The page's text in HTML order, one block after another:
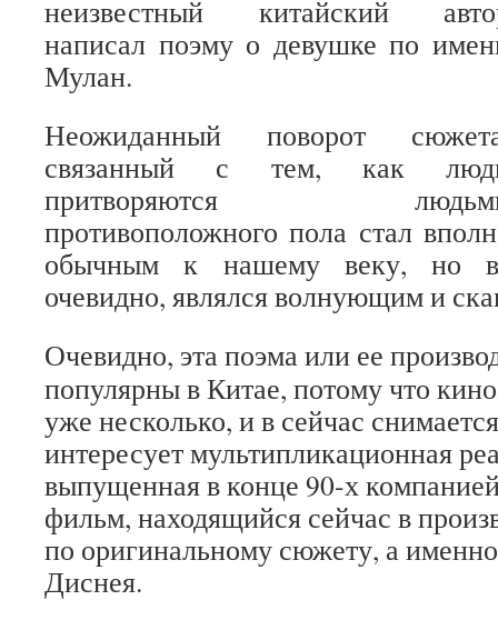
неизвестный китайский
написал поэму о девушке по
Мулан.
Неожиданный поворот
связанный с тем, как
притворяются
противоположного пола стал
обычным к нашему веку, но
очевидно, являлся волнующим и
Очевидно, эта поэма или ее
популярны в Китае, потому что
уже несколько, и в сейчас
интересует мультипликационная
выпущенная в конце 90-х
фильм, находящийся сейчас в
по оригинальному сюжету, а
Диснея.